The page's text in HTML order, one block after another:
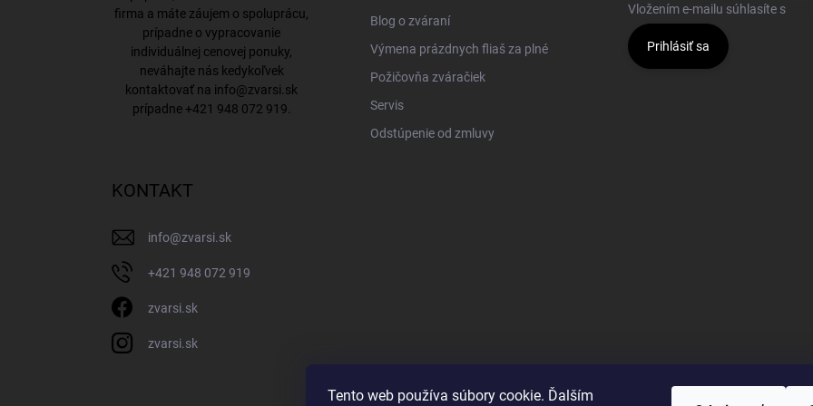
Tento web používa súbory cookie. Ďalším
firma a máte záujem o spoluprácu,
prípadne o vypracovanie
individuálnej cenovej ponuky,
neváhajte nás kedykoľvek
kontaktovať na info@zvarsi.sk
prípadne +421 948 072 919
Blog o zváraní
Výmena prázdnych fliaš za plné
Požičovňa zváračiek
Servis
Odstúpenie od zmluvy
Vložením e-mailu súhlasíte s
Prihlásiť sa
KONTAKT
info@zvarsi.sk
+421 948 072 919
zvarsi.sk
zvarsi.sk